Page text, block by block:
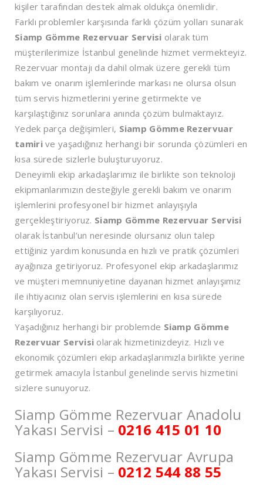
kişiler tarafından destek almak oldukça önemlidir.
Farklı problemler karşısında farklı çözüm yolları sunarak
Siamp Gömme Rezervuar Servisi olarak tüm
müşterilerimize İstanbul genelinde hizmet vermekteyiz.
Rezervuar montajı da dahil olmak üzere gerekli tüm
bakım ve onarım işlemlerinde markası ne olursa olsun
tüm servis hizmetlerini yerine getirmekte ve
karşılaştığınız sorunlara anında çözüm bulmaktayız.
Yedek parça değişimleri, Siamp Gömme Rezervuar
tamirive yaşadığınız herhangi bir sorunda çözümleri en
kısa sürede sizlerle buluşturuyoruz.
Deneyimli ekip arkadaşlarımız ile birlikte son teknoloji
ekipmanlarımızın desteğiyle gerekli bakım ve onarım
işlemlerini profesyonel bir hizmet anlayışıyla
gerçekleştiriyoruz. Siamp Gömme Rezervuar Servisi
olarak İstanbul’un neresinde olursanız olun talep
ettiğiniz yardım konusunda en hızlı ve pratik çözümleri
ayağınıza getiriyoruz. Profesyonel ekip arkadaşlarımız
ve müşteri memnuniyetine dayanan hizmet anlayışımız
ile ihtiyacınız olan servis işlemlerini en kısa sürede
karşılıyoruz.
Yaşadığınız herhangi bir problemde Siamp Gömme
Rezervuar Servisi olarak hizmetinizdeyiz. Hızlı ve
ekonomik çözümleri ekip arkadaşlarımızla birlikte yerine
getirmek amacıyla İstanbul genelinde servis hizmetini
sizlere sunuyoruz.
Siamp Gömme Rezervuar Anadolu
Yakası Servisi – 0216 415 01 10
Siamp Gömme Rezervuar Avrupa
Yakası Servisi – 0212 544 88 55